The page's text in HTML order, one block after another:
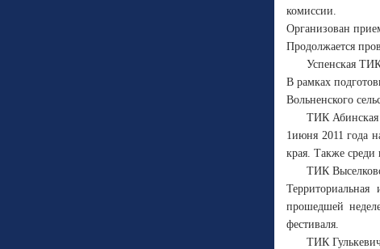
комиссии.
Организован
Продолжается
Успенская
В рамках
Вольненского
ТИК Абинская
1июня 2011 года
края. Также среди
ТИК
прошедшей
фестиваля.
ТИК